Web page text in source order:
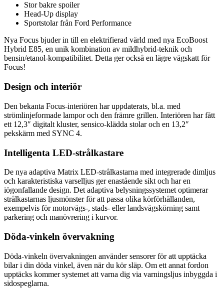
Stor bakre spoiler
Head-Up display
Sportstolar från Ford Performance
Nya Focus bjuder in till en elektrifierad värld med nya EcoBoost
Hybrid E85, en unik kombination av mildhybrid-teknik och
bensin/etanol-kompatibilitet. Detta ger också en lägre vägskatt för
Focus!
Design och interiör
Den bekanta Focus-interiören har uppdaterats, bl.a. med
strömlinjeformade lampor och den främre grillen. Interiören har fått
ett 12,3″ digitalt kluster, sensico-klädda stolar och en 13,2″
pekskärm med SYNC 4.
Intelligenta LED-strålkastare
De nya adaptiva Matrix LED-strålkastarna med integrerade dimljus
och karakteristiska varselljus ger enastående sikt och har en
iögonfallande design. Det adaptiva belysningssystemet optimerar
strålkastarnas ljusmönster för att passa olika körförhållanden,
exempelvis för motorvägs-, stads- eller landsvägskörning samt
parkering och manövrering i kurvor.
Döda-vinkeln övervakning
Döda-vinkeln övervakningen använder sensorer för att upptäcka
bilar i din döda vinkel, även när du kör släp. Om ett annat fordon
upptäcks kommer systemet att varna dig via varningsljus inbyggda i
sidospeglarna.